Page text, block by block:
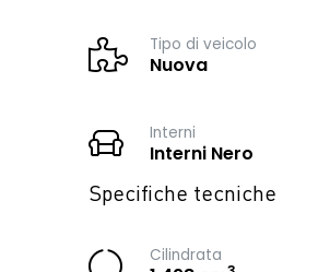
Tipo di veicolo
Nuova
Interni
Interni Nero
Specifiche tecniche
Cilindrata